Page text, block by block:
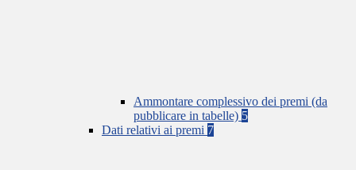
Ammontare complessivo dei premi (da
pubblicare in tabelle) 5
Dati relativi ai premi 7